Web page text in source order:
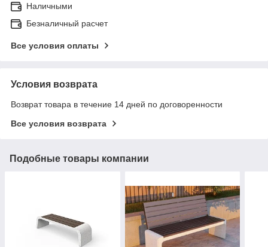
Наличными
Безналичный расчет
Все условия оплаты
Условия возврата
Возврат товара в течение 14 дней по договоренности
Все условия возврата
Подобные товары компании